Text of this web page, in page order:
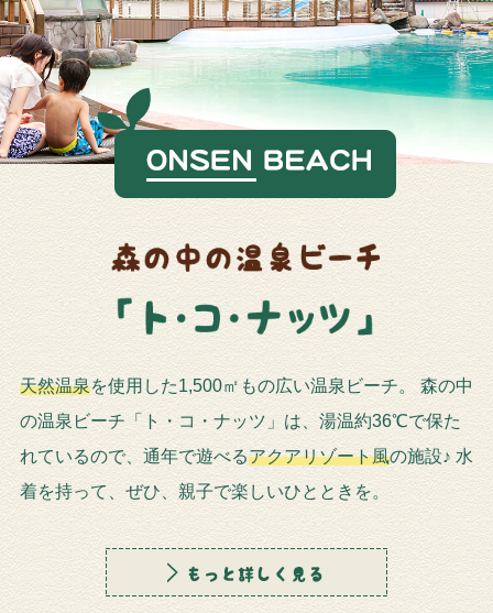
天然温泉を使用した1,500㎡もの広い温泉ビーチ。
森の中
の温泉ビーチ「ト・コ・ナッツ」は、湯温約36℃で保た
れているので、通年で遊べるアクアリゾート風の施設♪ 水
着を持って、ぜひ、親子で楽しいひとときを。